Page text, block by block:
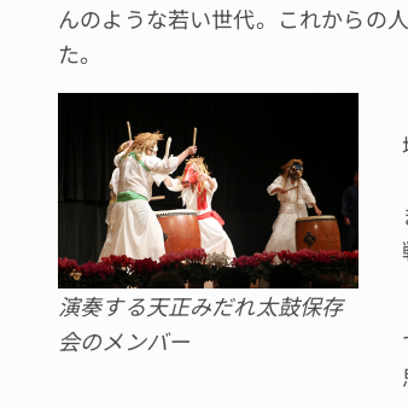
んのような若い世代。これからの
た。
演奏する天正みだれ太鼓保存
会のメンバー